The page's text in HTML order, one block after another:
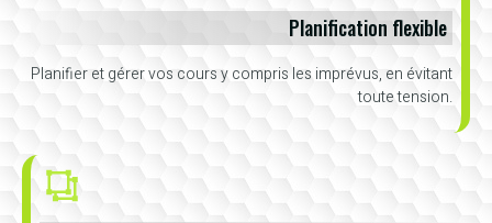
Planification flexible
Planifier et gérer vos cours y compris les imprévus, en évitant
toute tension.